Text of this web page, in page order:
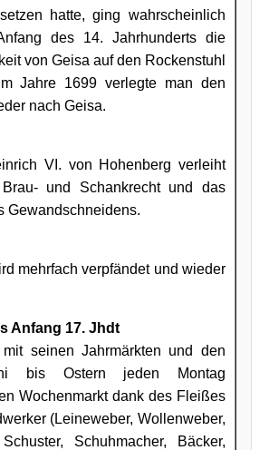
hatte, ging wahrscheinlich
des 14. Jahrhunderts die
von Geisa auf den Rocken­stuhl
Jahre 1699 verlegte man den
nach Geisa.
VI. von Hohenberg verleiht
und Schankrecht und das
Gewandschneidens.
mehrfach verpfändet und wieder
Anfang 17. Jhdt
seinen Jahrmärkten und den
bis Ostern jeden Montag
Wochenmarkt dank des Fleißes
(Leineweber, Wollenweber,
Schuhmacher, Bäcker,